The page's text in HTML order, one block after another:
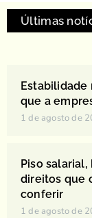
Últimas
Estabilidade
que a
1 de agosto de
Piso
direitos que
conferir
1 de agosto de